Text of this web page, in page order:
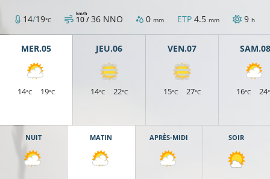
14/19°C 10 /
km/h 36 NNO 0 mm ETP4.5 mm 9 h
MER.05
14°C 19°C
JEU.06
14°C 22°C
VEN.07
15°C 27°C
SAM.08
16°C 24
NUIT MATIN APRÈS-MIDI SOIR